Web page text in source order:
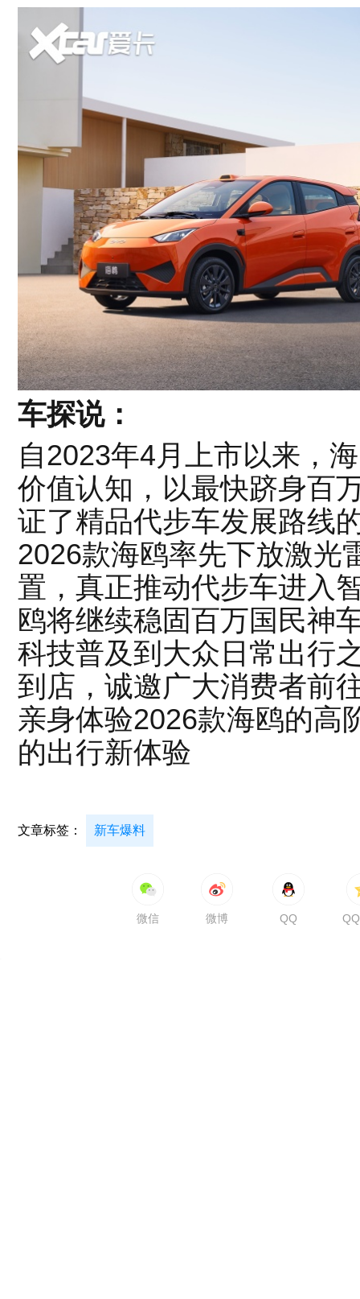
车探说：
自2023年4月上市以来，
价值认知，以最快跻身百
证了精品代步车发展路线
2026款海鸥率先下放激光
置，真正推动代步车进入
鸥将继续稳固百万国民神
科技普及到大众日常出行
到店，诚邀广大消费者前
亲身体验2026款海鸥的高
的出行新体验
文章标签： 新车爆料
微信 微博 QQ